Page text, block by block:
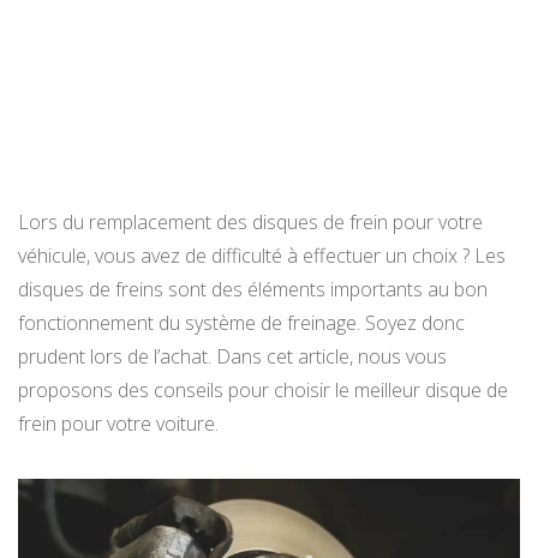
Lors du remplacement des disques de frein pour votre
véhicule, vous avez de difficulté à effectuer un choix ? Les
disques de freins sont des éléments importants au bon
fonctionnement du système de freinage. Soyez donc
prudent lors de l’achat. Dans cet article, nous vous
proposons des conseils pour choisir le meilleur disque de
frein pour votre voiture.